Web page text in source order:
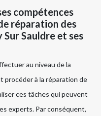
compétences
réparation des
Sauldre et ses
au niveau de la
procéder à la réparation de
ces tâches qui peuvent
experts. Par conséquent,